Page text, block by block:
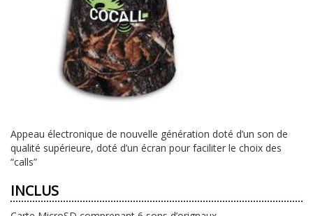
Appeau électronique de nouvelle génération doté d’un son de
qualité supérieure, doté d’un écran pour faciliter le choix des
“calls”
INCLUS